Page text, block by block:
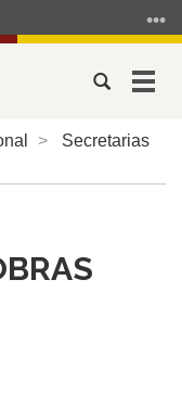
Abrir
busca
Secretarias